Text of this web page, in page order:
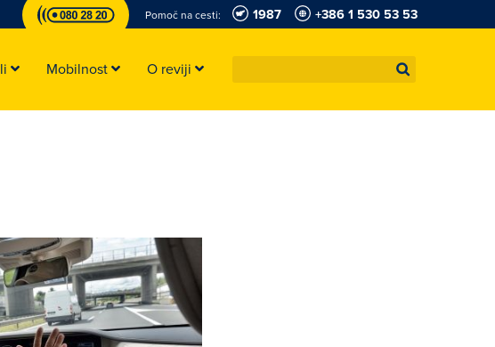
Pomoč na cesti: 1987 +386 1 530 53 53
Mobilnost O reviji